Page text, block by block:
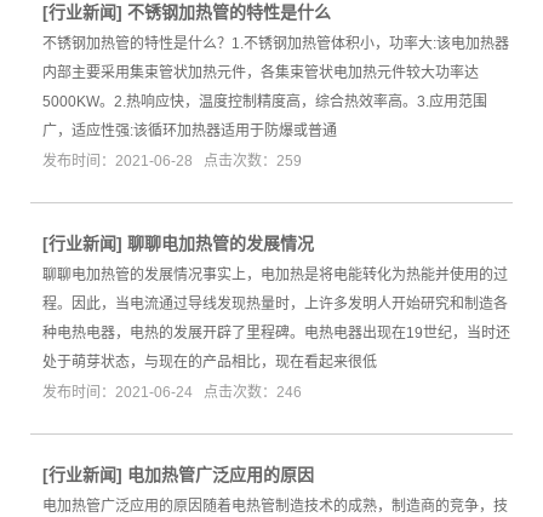
[行业新闻] 不锈钢加热管的特性是什么
不锈钢加热管的特性是什么？1.不锈钢加热管体积小，功率大:该电加热器
内部主要采用集束管状加热元件，各集束管状电加热元件较大功率达
5000KW。2.热响应快，温度控制精度高，综合热效率高。3.应用范围
广，适应性强:该循环加热器适用于防爆或普通
发布时间：2021-06-28 点击次数：259
[行业新闻] 聊聊电加热管的发展情况
聊聊电加热管的发展情况事实上，电加热是将电能转化为热能并使用的过
程。因此，当电流通过导线发现热量时，上许多发明人开始研究和制造各
种电热电器，电热的发展开辟了里程碑。电热电器出现在19世纪，当时还
处于萌芽状态，与现在的产品相比，现在看起来很低
发布时间：2021-06-24 点击次数：246
[行业新闻] 电加热管广泛应用的原因
电加热管广泛应用的原因随着电热管制造技术的成熟，制造商的竞争，技